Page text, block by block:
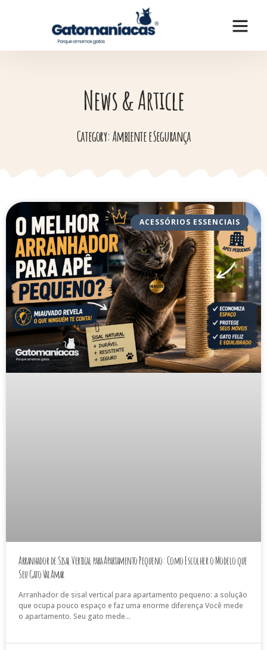
News & Article
Category: Ambiente e Segurança
ACESSÓRIOS ESSENCIAIS
Arranhador de Sisal Vertical para Apartamento Pequeno: Como Escolher o Modelo que
Seu Gato Vai Amar
Arranhador de sisal vertical para apartamento pequeno: a solução
que ocupa pouco espaço e faz uma enorme diferença Você mede
o apartamento. Seu gato mede…